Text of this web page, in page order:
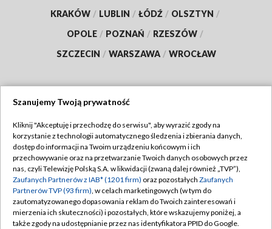
KRAKÓW / LUBLIN / ŁÓDŹ / OLSZTYN /
OPOLE / POZNAŃ / RZESZÓW /
SZCZECIN / WARSZAWA / WROCŁAW
TVP
Abonament TVP
Emisja w TVP
Centrum informacji TVP
Naziemna Telewizja Cyfrowa
Regulamin TVP
Polityka prywatności
Moje zgody
Pomoc
Szanujemy Twoją prywatność
Kliknij "Akceptuję i przechodzę do serwisu", aby wyrazić zgody na
korzystanie z technologii automatycznego śledzenia i zbierania danych,
dostęp do informacji na Twoim urządzeniu końcowym i ich
przechowywanie oraz na przetwarzanie Twoich danych osobowych przez
nas, czyli Telewizję Polską S.A. w likwidacji (zwaną dalej również „TVP”),
Zaufanych Partnerów z IAB* (1201 firm) oraz pozostałych Zaufanych
Partnerów TVP (93 firm), w celach marketingowych (w tym do
zautomatyzowanego dopasowania reklam do Twoich zainteresowań i
mierzenia ich skuteczności) i pozostałych, które wskazujemy poniżej, a
także zgody na udostępnianie przez nas identyfikatora PPID do Google.